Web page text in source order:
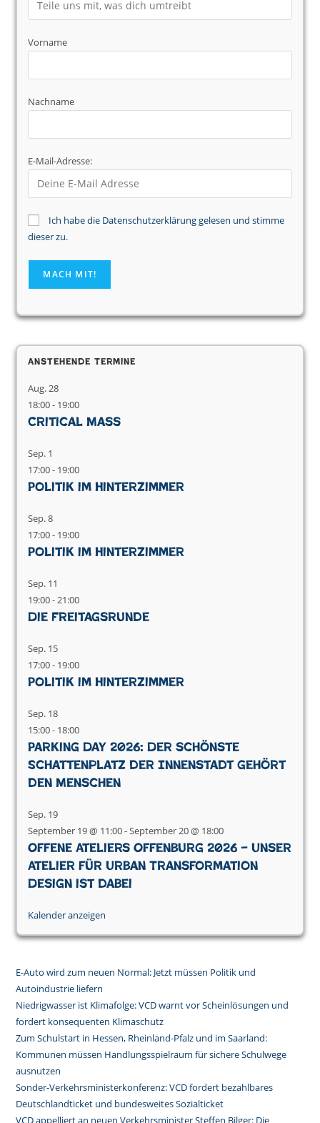
Vorname
Nachname
E-Mail-Adresse:
Ich habe die Datenschutzerklärung gelesen und stimme
dieser zu.
Anstehende Termine
Aug.28
18:00- 19:00
Critical Mass
Sep. 1
17:00- 19:00
Politik im Hinterzimmer
Sep.8
17:00- 19:00
Politik im Hinterzimmer
Sep. 11
19:00-21:00
Die Freitagsrunde
Sep. 15
17:00- 19:00
Politik im Hinterzimmer
Sep. 18
15:00- 18:00
Parking Day 2026: Der schönste
Schattenplatz der Innenstadt gehört
den Menschen
Sep. 19
September 19 @ 11:00-September 20 @ 18:00
Offene Ateliers Offenburg 2026 – Unser
Atelier für Urban Transformation
Design ist dabei
Kalender anzeigen
E-Auto wird zum neuen Normal: Jetzt müssen Politik und
Autoindustrie liefern
Niedrigwasser ist Klimafolge: VCD warnt vor Scheinlösungen und
fordert konsequenten Klimaschutz
Zum Schulstart in Hessen, Rheinland-Pfalz und im Saarland:
Kommunen müssen Handlungsspielraum für sichere Schulwege
ausnutzen
Sonder-Verkehrsministerkonferenz: VCD fordert bezahlbares
Deutschlandticket und bundesweites Sozialticket
VCD appelliert an neuen Verkehrsminister Steffen Bilger: Die